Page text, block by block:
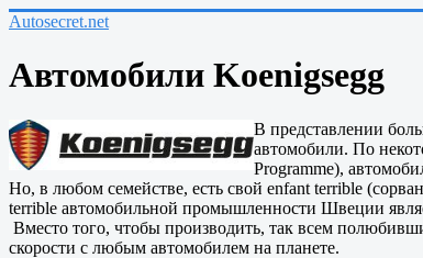
Autosecret.net
Автомобили Koenigsegg
В представлении
автомобили. По
Programme),
Но, в любом семействе, есть свой enfant terrible
terrible автомобильной промышленности Швеции
Вместо того, чтобы производить, так всем
скорости с любым автомобилем на планете.